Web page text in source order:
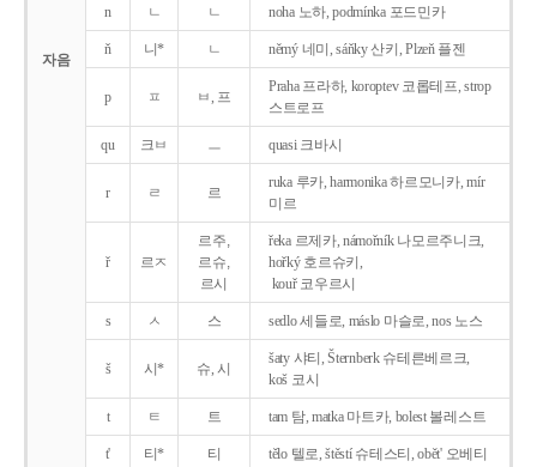
자음
n ㄴ ㄴ noha 노하, podmínka 포드민카
ň 니* ㄴ němý 네미, sáňky 산키, Plzeň 플젠
p ㅍ ㅂ, 프
Praha 프라하, koroptev 코롭테프, strop
스트로프
qu 크ㅂ ㅡ quasi 크바시
r ㄹ 르
ruka 루카, harmonika 하르모니카, mír
미르
ř 르ㅈ
르주,
르슈,
르시
řeka 르제카, námořník 나모르주니크,
hořký 호르슈키,
kouř 코우르시
s ㅅ 스 sedlo 세들로, máslo 마슬로, nos 노스
š 시* 슈, 시
šaty 샤티, Šternberk 슈테른베르크,
koš 코시
t ㅌ 트 tam 탐, matka 마트카, bolest 볼레스트
t' 티* 티 tělo 텔로, štěstí 슈테스티, obět' 오베티